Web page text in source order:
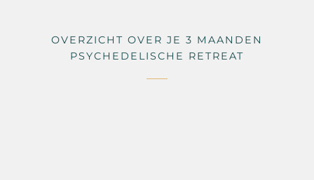
OVERZICHT OVER JE 3 MAANDEN
PSYCHEDELISCHE RETREAT